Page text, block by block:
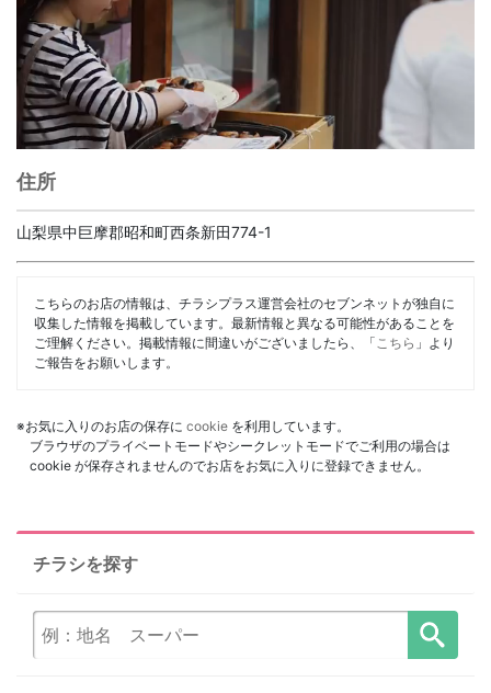
住所
山梨県中巨摩郡昭和町西条新田774-1
こちらのお店の情報は、チラシプラス運営会社のセブンネットが独自に
収集した情報を掲載しています。最新情報と異なる可能性があることを
ご理解ください。掲載情報に間違いがございましたら、「 こちら 」より
ご報告をお願いします。
※お気に入りのお店の保存に cookie を利用しています。
ブラウザのプライベートモードやシークレットモードでご利用の場合は
cookie が保存されませんのでお店をお気に入りに登録できません。
チラシを探す